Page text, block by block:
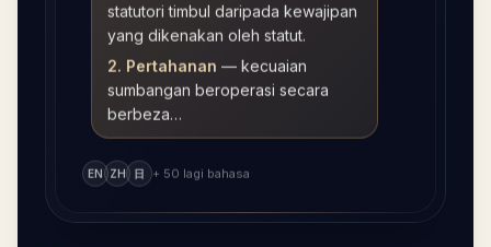
statutori timbul daripada kewajipan
yang dikenakan oleh statut.
2. Pertahanan — kecuaian
sumbangan beroperasi secara
berbeza…
EN ZH 日 + 50 lagi bahasa